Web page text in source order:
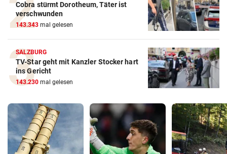
Cobra stürmt Dorotheum, Täter ist
verschwunden
143.343 mal gelesen
SALZBURG
TV-Star geht mit Kanzler Stocker hart
ins Gericht
143.230 mal gelesen